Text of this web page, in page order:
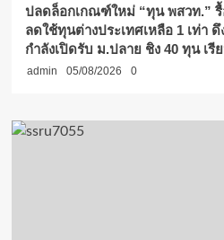
ปลดล็อกเกณฑ์ใหม่ “ทุน พสวท.”
ลดใช้ทุนต่างประเทศเหลือ 1 เท่า
กำลังเปิดรับ ม.ปลาย ชิง 40 ทุน เรี
admin 05/08/2026 0